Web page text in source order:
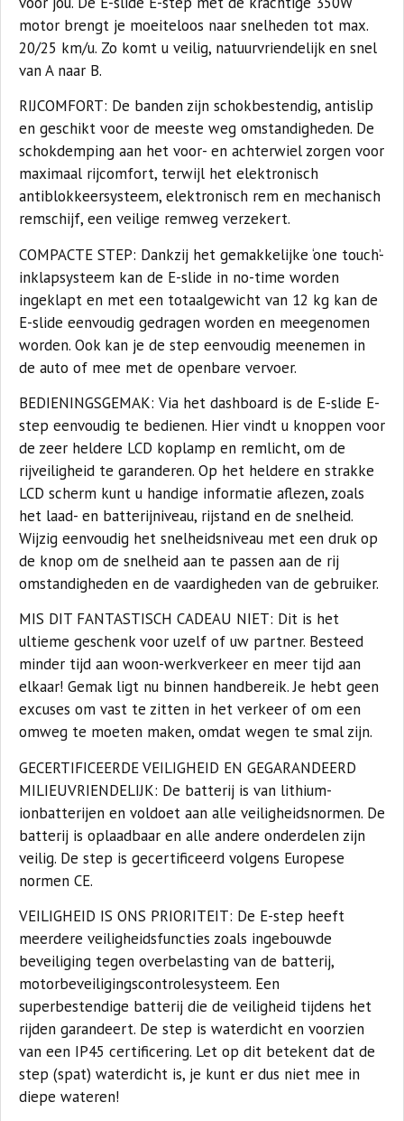
motor brengt je moeiteloos naar snelheden tot max.
20/25 km/u. Zo komt u veilig, natuurvriendelijk en snel
van A naar B.
RIJCOMFORT: De banden zijn schokbestendig, antislip
en geschikt voor de meeste weg omstandigheden. De
schokdemping aan het voor- en achterwiel zorgen voor
maximaal rijcomfort, terwijl het elektronisch
antiblokkeersysteem, elektronisch rem en mechanisch
remschijf, een veilige remweg verzekert.
COMPACTE STEP: Dankzij het gemakkelijke ‘one touch’-
inklapsysteem kan de E-slide in no-time worden
ingeklapt en met een totaalgewicht van 12 kg kan de
E-slide eenvoudig gedragen worden en meegenomen
worden. Ook kan je de step eenvoudig meenemen in
de auto of mee met de openbare vervoer.
BEDIENINGSGEMAK: Via het dashboard is de E-slide E-
step eenvoudig te bedienen. Hier vindt u knoppen voor
de zeer heldere LCD koplamp en remlicht, om de
rijveiligheid te garanderen. Op het heldere en strakke
LCD scherm kunt u handige informatie aflezen, zoals
het laad- en batterijniveau, rijstand en de snelheid.
Wijzig eenvoudig het snelheidsniveau met een druk op
de knop om de snelheid aan te passen aan de rij
omstandigheden en de vaardigheden van de gebruiker.
MIS DIT FANTASTISCH CADEAU NIET: Dit is het
ultieme geschenk voor uzelf of uw partner. Besteed
minder tijd aan woon-werkverkeer en meer tijd aan
elkaar! Gemak ligt nu binnen handbereik. Je hebt geen
excuses om vast te zitten in het verkeer of om een
omweg te moeten maken, omdat wegen te smal zijn.
GECERTIFICEERDE VEILIGHEID EN GEGARANDEERD
MILIEUVRIENDELIJK: De batterij is van lithium-
ionbatterijen en voldoet aan alle veiligheidsnormen. De
batterij is oplaadbaar en alle andere onderdelen zijn
veilig. De step is gecertificeerd volgens Europese
normen CE.
VEILIGHEID IS ONS PRIORITEIT: De E-step heeft
meerdere veiligheidsfuncties zoals ingebouwde
beveiliging tegen overbelasting van de batterij,
motorbeveiligingscontrolesysteem. Een
superbestendige batterij die de veiligheid tijdens het
rijden garandeert. De step is waterdicht en voorzien
van een IP45 certificering. Let op dit betekent dat de
step (spat) waterdicht is, je kunt er dus niet mee in
diepe wateren!